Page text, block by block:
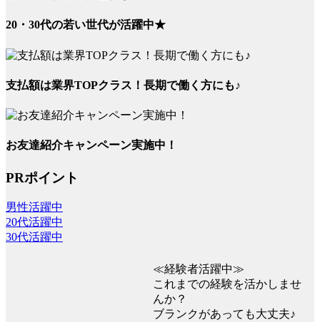
20・30代の若い世代が活躍中★
支払額は業界TOPクラス！長期で働く方にも♪
お友達紹介キャンペーン実施中！
PRポイント
男性活躍中
20代活躍中
30代活躍中
≪経験者活躍中≫
これまでの経験を活かしませ
んか？
ブランクがあっても大丈夫♪